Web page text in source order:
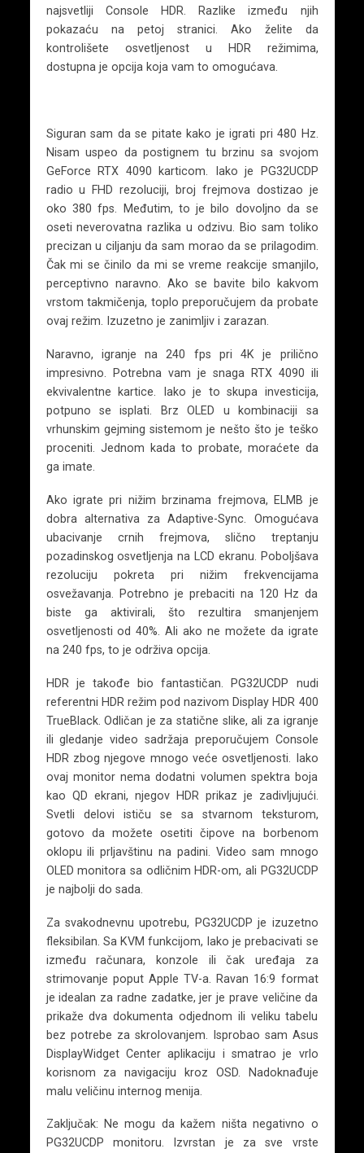
najsvetliji Console HDR. Razlike između njih
pokazaću na petoj stranici. Ako želite da
kontrolišete osvetljenost u HDR režimima,
dostupna je opcija koja vam to omogućava.
Siguran sam da se pitate kako je igrati pri 480 Hz.
Nisam uspeo da postignem tu brzinu sa svojom
GeForce RTX 4090 karticom. Iako je PG32UCDP
radio u FHD rezoluciji, broj frejmova dostizao je
oko 380 fps. Međutim, to je bilo dovoljno da se
oseti neverovatna razlika u odzivu. Bio sam toliko
precizan u ciljanju da sam morao da se prilagodim.
Čak mi se činilo da mi se vreme reakcije smanjilo,
perceptivno naravno. Ako se bavite bilo kakvom
vrstom takmičenja, toplo preporučujem da probate
ovaj režim. Izuzetno je zanimljiv i zarazan.
Naravno, igranje na 240 fps pri 4K je prilično
impresivno. Potrebna vam je snaga RTX 4090 ili
ekvivalentne kartice. Iako je to skupa investicija,
potpuno se isplati. Brz OLED u kombinaciji sa
vrhunskim gejming sistemom je nešto što je teško
proceniti. Jednom kada to probate, moraćete da
ga imate.
Ako igrate pri nižim brzinama frejmova, ELMB je
dobra alternativa za Adaptive-Sync. Omogućava
ubacivanje crnih frejmova, slično treptanju
pozadinskog osvetljenja na LCD ekranu. Poboljšava
rezoluciju pokreta pri nižim frekvencijama
osvežavanja. Potrebno je prebaciti na 120 Hz da
biste ga aktivirali, što rezultira smanjenjem
osvetljenosti od 40%. Ali ako ne možete da igrate
na 240 fps, to je održiva opcija.
HDR je takođe bio fantastičan. PG32UCDP nudi
referentni HDR režim pod nazivom Display HDR 400
TrueBlack. Odličan je za statične slike, ali za igranje
ili gledanje video sadržaja preporučujem Console
HDR zbog njegove mnogo veće osvetljenosti. Iako
ovaj monitor nema dodatni volumen spektra boja
kao QD ekrani, njegov HDR prikaz je zadivljujući.
Svetli delovi ističu se sa stvarnom teksturom,
gotovo da možete osetiti čipove na borbenom
oklopu ili prljavštinu na padini. Video sam mnogo
OLED monitora sa odličnim HDR-om, ali PG32UCDP
je najbolji do sada.
Za svakodnevnu upotrebu, PG32UCDP je izuzetno
fleksibilan. Sa KVM funkcijom, lako je prebacivati se
između računara, konzole ili čak uređaja za
strimovanje poput Apple TV-a. Ravan 16:9 format
je idealan za radne zadatke, jer je prave veličine da
prikaže dva dokumenta odjednom ili veliku tabelu
bez potrebe za skrolovanjem. Isprobao sam Asus
DisplayWidget Center aplikaciju i smatrao je vrlo
korisnom za navigaciju kroz OSD. Nadoknađuje
malu veličinu internog menija.
Zaključak: Ne mogu da kažem ništa negativno o
PG32UCDP monitoru. Izvrstan je za sve vrste